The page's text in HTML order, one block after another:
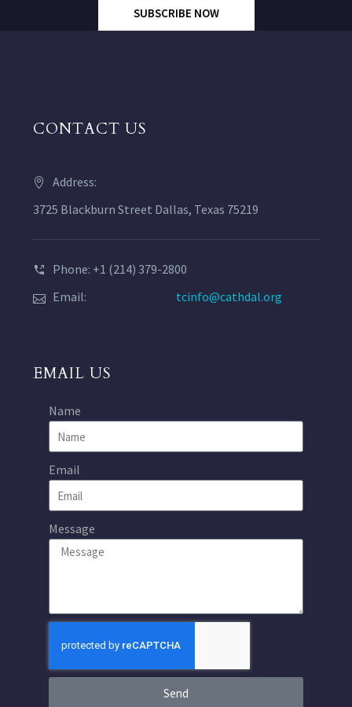
SUBSCRIBE NOW
CONTACT US
Address:
3725 Blackburn Street Dallas, Texas 75219
Phone: +1 (214) 379-2800
Email:
tcinfo@cathdal.org
EMAIL US
Name
Email
Message
Send